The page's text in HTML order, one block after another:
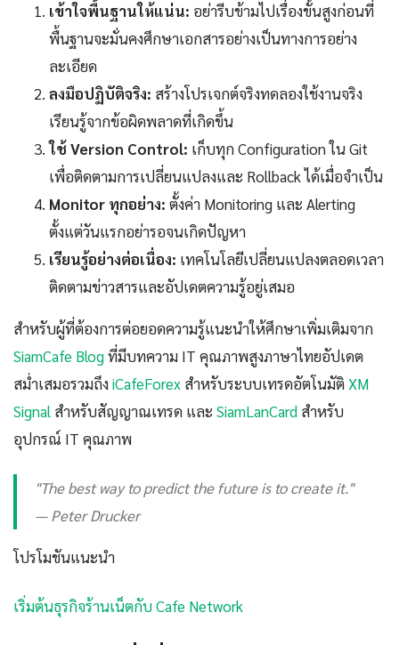
เข้าใจพื้นฐานให้แน่น: อย่ารีบข้ามไปเรื่องขั้นสูงก่อนที่
พื้นฐานจะมั่นคงศึกษาเอกสารอย่างเป็นทางการอย่าง
ละเอียด
ลงมือปฏิบัติจริง: สร้างโปรเจกต์จริงทดลองใช้งานจริง
เรียนรู้จากข้อผิดพลาดที่เกิดขึ้น
ใช้ Version Control: เก็บทุก Configuration ใน Git
เพื่อติดตามการเปลี่ยนแปลงและ Rollback ได้เมื่อจำเป็น
Monitor ทุกอย่าง: ตั้งค่า Monitoring และ Alerting
ตั้งแต่วันแรกอย่ารอจนเกิดปัญหา
เรียนรู้อย่างต่อเนื่อง: เทคโนโลยีเปลี่ยนแปลงตลอดเวลา
ติดตามข่าวสารและอัปเดตความรู้อยู่เสมอ
สำหรับผู้ที่ต้องการต่อยอดความรู้แนะนำให้ศึกษาเพิ่มเติมจาก
SiamCafe Blogที่มีบทความ IT คุณภาพสูงภาษาไทยอัปเดต
สม่ำเสมอรวมถึงiCafeForex สำหรับระบบเทรดอัตโนมัติ XM
Signal สำหรับสัญญาณเทรด และ SiamLanCard สำหรับ
อุปกรณ์ IT คุณภาพ
"The best way to predict the future is to create it."
— Peter Drucker
โปรโมชันแนะนำ
เริ่มต้นธุรกิจร้านเน็ตกับ Cafe Network